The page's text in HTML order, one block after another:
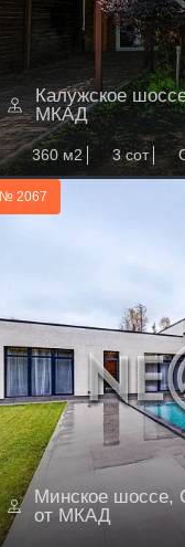
Калужское
МКАД
360 м2 3 сот
№ 2067
Минское шоссе,
от МКАД